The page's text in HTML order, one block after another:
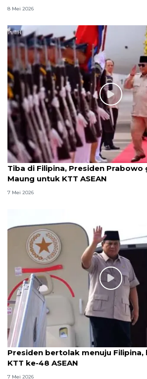
8 Mei 2026
Tiba di Filipina, Presiden Prabowo
Maung untuk KTT ASEAN
7 Mei 2026
Presiden bertolak menuju Filipina,
KTT ke-48 ASEAN
7 Mei 2026